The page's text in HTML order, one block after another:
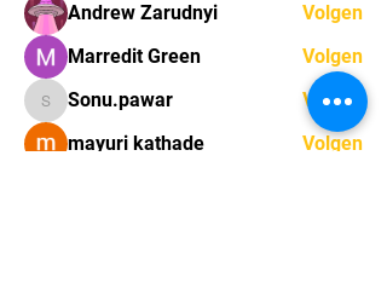
Andrew Zarudnyi
Volgen
Marredit Green
Volgen
Sonu.pawar
Sonu.pawar
Volgen
mayuri kathade
Volgen